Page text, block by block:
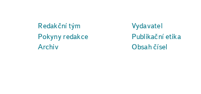
Redakční tým
Vydavatel
Pokyny redakce
Publikační etika
Archiv
Obsah čísel